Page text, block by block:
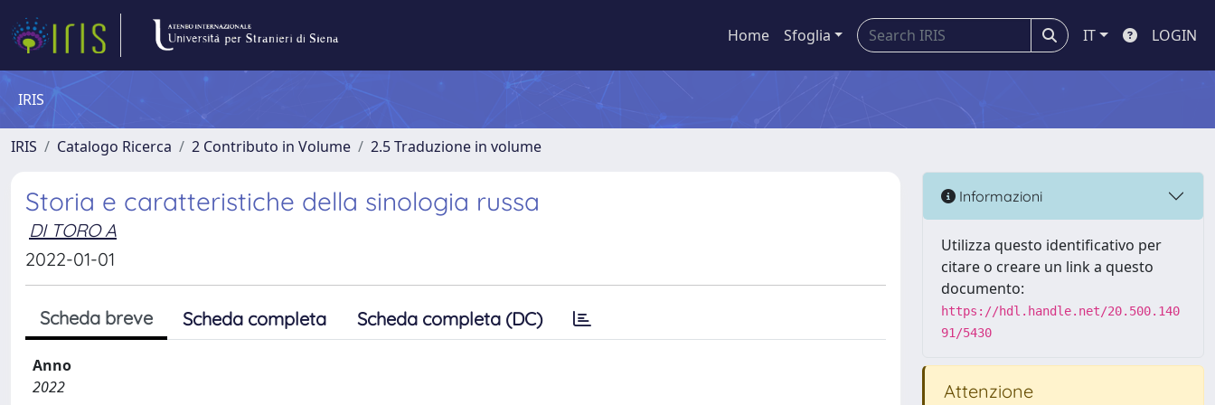
Home Sfoglia IT LOGIN
IRIS
IRIS Catalogo Ricerca 2 Contributo in Volume 2.5 Traduzione in volume
Storia e caratteristiche della sinologia russa
DI TORO A
2022-01-01
Scheda breve Scheda completa Scheda completa (DC)
Anno
2022
Informazioni
Utilizza questo identificativo per
citare o creare un link a questo
documento:
https://hdl.handle.net/20.500.140
91/5430
Attenzione